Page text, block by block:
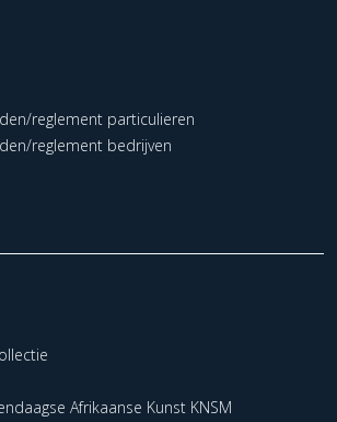
reglement particulieren
reglement bedrijven
Afrikaanse Kunst KNSM